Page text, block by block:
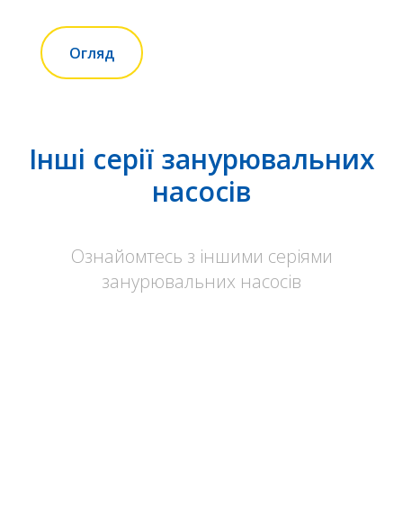
Огляд
Інші серії занурювальних
насосів
Ознайомтесь з іншими серіями
занурювальних насосів